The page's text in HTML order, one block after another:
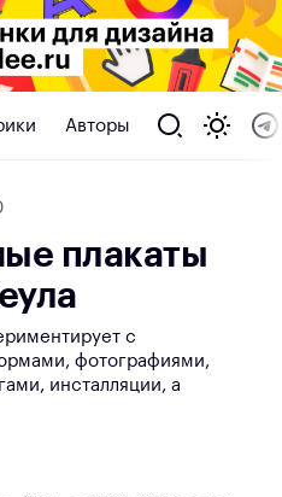
Авторы
плакаты
с
фотографиями,
инсталляции, а